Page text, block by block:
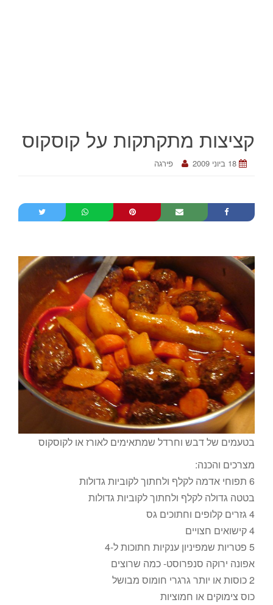
קציצות מתקתקות על קוסקוס
18 ביוני 2009 פירגה
בטעמים של דבש וחרדל שמתאימים לאורז או לקוסקוס
מצרכים והכנה:
6 תפוחי אדמה לקלף ולחתוך לקוביות גדולות
בטטה גדולה לקלף ולחתוך לקוביות גדולות
4 גזרים קלופים וחתוכים גס
4 קישואים חצויים
5 פטריות שמפיניון ענקיות חתוכות ל-4
אפונה ירוקה סנפרוסט- כמה שרוצים
2 כוסות או יותר גרגרי חומוס מבושל
כוס צימוקים או חמוציות